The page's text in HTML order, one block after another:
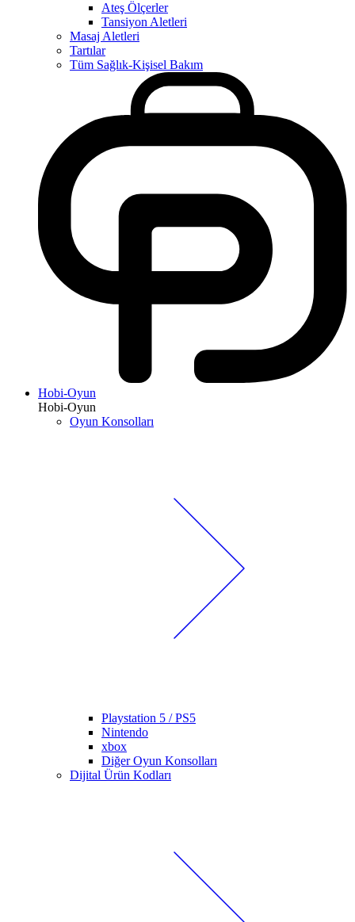
Ateş Ölçerler
Tansiyon Aletleri
Masaj Aletleri
Tartılar
Tüm Sağlık-Kişisel Bakım
Hobi-Oyun
Hobi-Oyun
Oyun Konsolları
Playstation 5 / PS5
Nintendo
xbox
Diğer Oyun Konsolları
Dijital Ürün Kodları